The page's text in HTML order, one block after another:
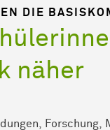
DIE
näher
Forschung